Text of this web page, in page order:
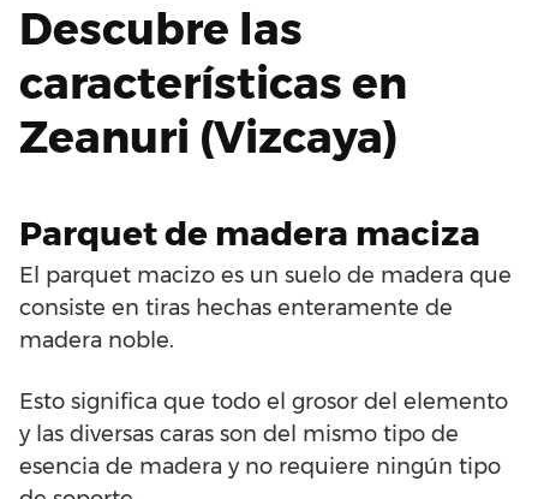
Descubre las
características en
Zeanuri (Vizcaya)
Parquet de madera maciza
El parquet macizo es un suelo de madera que
consiste en tiras hechas enteramente de
madera noble.
Esto significa que todo el grosor del elemento
y las diversas caras son del mismo tipo de
esencia de madera y no requiere ningún tipo